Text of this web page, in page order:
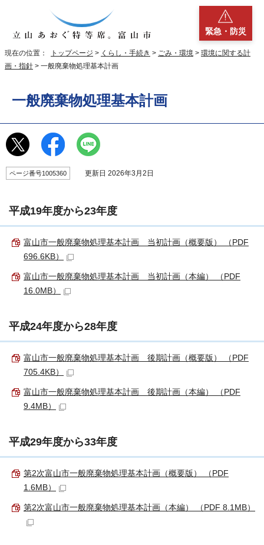
緊急・防災
現在の位置： トップページ > くらし・手続き > ごみ・環境 > 環境に関する計
画・指針 > 一般廃棄物処理基本計画
一般廃棄物処理基本計画
ページ番号1005360 更新日 2026年3月2日
平成19年度から23年度
富山市一般廃棄物処理基本計画 当初計画（概要版） （PDF
696.6KB）
富山市一般廃棄物処理基本計画 当初計画（本編） （PDF
16.0MB）
平成24年度から28年度
富山市一般廃棄物処理基本計画 後期計画（概要版） （PDF
705.4KB）
富山市一般廃棄物処理基本計画 後期計画（本編） （PDF
9.4MB）
平成29年度から33年度
第2次富山市一般廃棄物処理基本計画（概要版） （PDF
1.6MB）
第2次富山市一般廃棄物処理基本計画（本編） （PDF 8.1MB）